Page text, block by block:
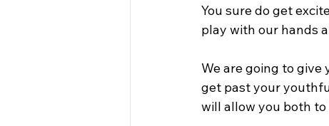
You sure do get
play with our hands
We are going to
get past your
will allow you both